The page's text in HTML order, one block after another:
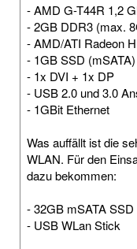
- AMD G-T44R 1,2
- 2GB DDR3 (max.
- AMD/ATI Radeon
- 1GB SSD (mSATA)
- 1x DVI + 1x DP
- USB 2.0 und 3.0
- 1GBit Ethernet
Was auffällt ist die
WLAN. Für den
dazu bekommen:
- 32GB mSATA SSD
- USB WLan Stick